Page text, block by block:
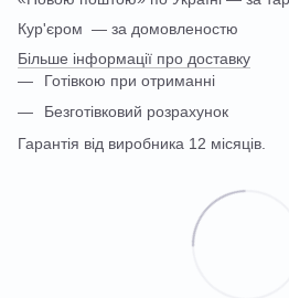
Кур'єром — за домовленостю
Більше інформації про доставку
Готівкою при отриманні
Безготівковий розрахунок
Гарантія від виробника 12 місяців.